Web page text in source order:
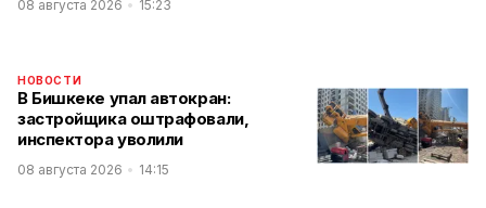
08 августа 2026 15:23
НОВОСТИ
В Бишкеке упал автокран:
застройщика оштрафовали,
инспектора уволили
08 августа 2026 14:15